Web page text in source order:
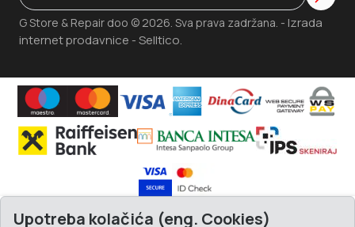
G Store & Repair doo © 2026. Sva prava zadržana. - Izrada
internet prodavnice - Selltico.
Upotreba kolačića (eng. Cookies)